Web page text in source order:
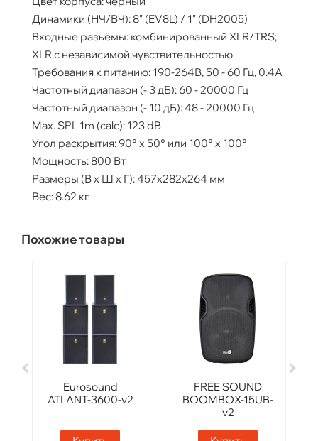
Динамики (НЧ/ВЧ): 8" (EV8L) / 1" (DH2005)
Входные разъёмы: комбинированный XLR/TRS;
XLR с независимой чувствительностью
Требования к питанию: 190-264В, 50 - 60 Гц, 0.4A
Частотный диапазон (- 3 дБ): 60 - 20000 Гц
Частотный диапазон (- 10 дБ): 48 - 20000 Гц
Max. SPL 1m (calc): 123 dB
Угол раскрытия: 90° х 50° или 100° х 100°
Мощность: 800 Вт
Размеры (В х Ш х Г): 457х282х264 мм
Вес: 8.62 кг
Похожие товары
Eurosound
ATLANT-3600-v2
FREE SOUND
BOOMBOX-15UB-
v2